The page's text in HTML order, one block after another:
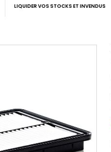
LIQUIDER VOS STOCKS ET INVENDUS